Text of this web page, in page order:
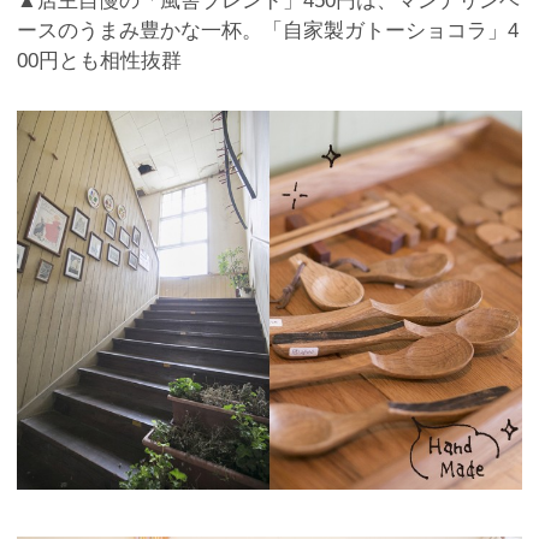
ースのうまみ豊かな一杯。「自家製ガトーショコラ」4
00円とも相性抜群